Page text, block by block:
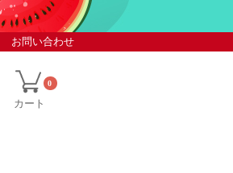
お問い合わせ
カート
0